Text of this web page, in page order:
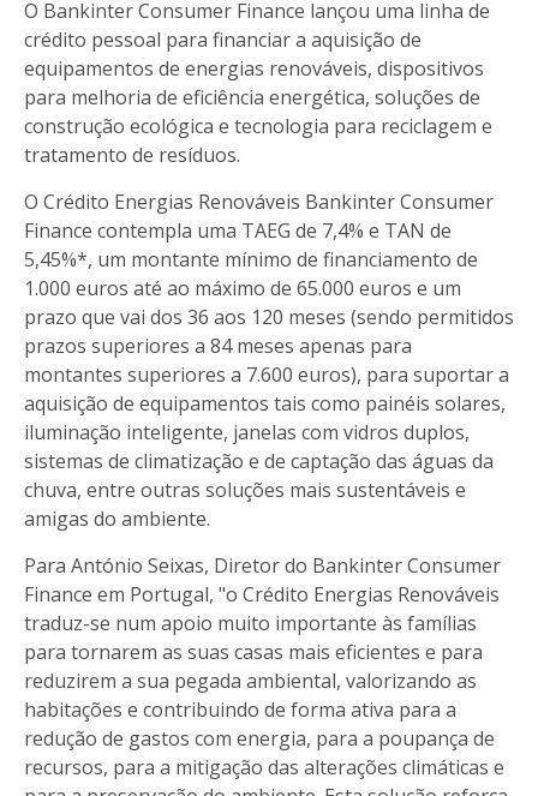
O Bankinter Consumer Finance lançou uma linha de
crédito pessoal para financiar a aquisição de
equipamentos de energias renováveis, dispositivos
para melhoria de eficiência energética, soluções de
construção ecológica e tecnologia para reciclagem e
tratamento de resíduos.
O Crédito Energias Renováveis Bankinter Consumer
Finance contempla uma TAEG de 7,4% e TAN de
5,45%*, um montante mínimo de financiamento de
1.000 euros até ao máximo de 65.000 euros e um
prazo que vai dos 36 aos 120 meses (sendo permitidos
prazos superiores a 84 meses apenas para
montantes superiores a 7.600 euros), para suportar a
aquisição de equipamentos tais como painéis solares,
iluminação inteligente, janelas com vidros duplos,
sistemas de climatização e de captação das águas da
chuva, entre outras soluções mais sustentáveis e
amigas do ambiente.
Para António Seixas, Diretor do Bankinter Consumer
Finance em Portugal, "o Crédito Energias Renováveis
traduz-se num apoio muito importante às famílias
para tornarem as suas casas mais eficientes e para
reduzirem a sua pegada ambiental, valorizando as
habitações e contribuindo de forma ativa para a
redução de gastos com energia, para a poupança de
recursos, para a mitigação das alterações climáticas e